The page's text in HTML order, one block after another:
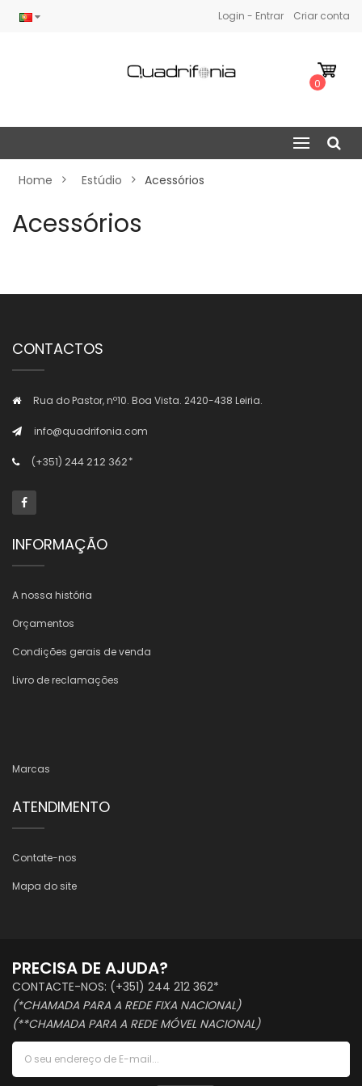
Login - Entrar Criar conta
0
Home Estúdio Acessórios
Acessórios
CONTACTOS
Rua do Pastor, nº10. Boa Vista. 2420-438 Leiria.
info@quadrifonia.com
(+351) 244 212 362*
INFORMAÇÃO
A nossa história
Orçamentos
Condições gerais de venda
Livro de reclamações
Marcas
ATENDIMENTO
Contate-nos
Mapa do site
PRECISA DE AJUDA?
CONTACTE-NOS: (+351) 244 212 362*
(*CHAMADA PARA A REDE FIXA NACIONAL)
(**CHAMADA PARA A REDE MÓVEL NACIONAL)